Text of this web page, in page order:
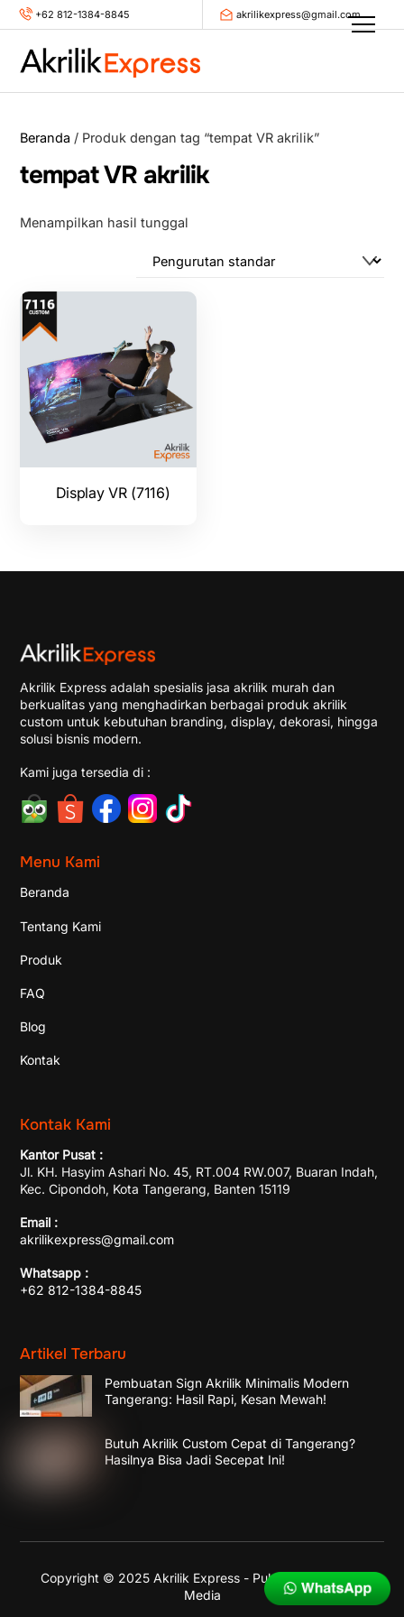
Skip
+62 812-1384-8845 akrilikexpress@gmail.com
Beranda / Produk dengan tag “tempat VR akrilik”
tempat VR akrilik
Menampilkan hasil tunggal
Display VR (7116)
Akrilik Express adalah spesialis jasa akrilik murah dan
berkualitas yang menghadirkan berbagai produk akrilik
custom untuk kebutuhan branding, display, dekorasi, hingga
solusi bisnis modern.
Kami juga tersedia di :
Menu Kami
Beranda
Tentang Kami
Produk
FAQ
Blog
Kontak
Kontak Kami
Kantor Pusat :
Jl. KH. Hasyim Ashari No. 45, RT.004 RW.007, Buaran Indah,
Kec. Cipondoh, Kota Tangerang, Banten 15119
Email :
akrilikexpress@gmail.com
Whatsapp :
+62 812-1384-8845
Artikel Terbaru
Pembuatan Sign Akrilik Minimalis Modern
Tangerang: Hasil Rapi, Kesan Mewah!
Butuh Akrilik Custom Cepat di Tangerang?
Hasilnya Bisa Jadi Secepat Ini!
Copyright © 2025 Akrilik Express - Published by
Media